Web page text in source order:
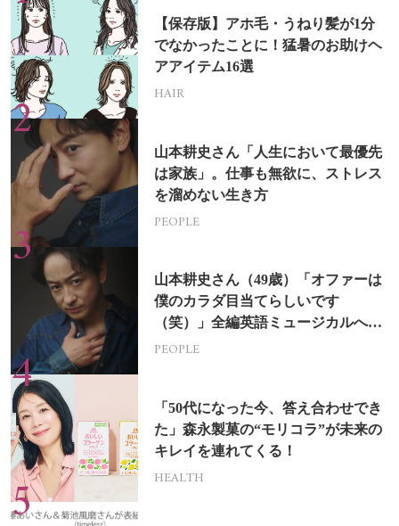
【保存版】アホ毛・うねり髪が1分
でなかったことに！猛暑のお助けヘ
アアイテム16選
HAIR
山本耕史さん「人生において最優先
は家族」。仕事も無欲に、ストレス
を溜めない生き方
PEOPLE
山本耕史さん（49歳）「オファーは
僕のカラダ目当てらしいです
（笑）」全編英語ミュージカルへの
挑戦
PEOPLE
「50代になった今、答え合わせでき
た」森永製菓の“モリコラ”が未来の
キレイを連れてくる！
HEALTH